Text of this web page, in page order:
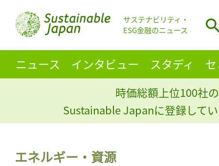
サステナビリティ・
ESG金融のニュース
ニュース インタビュー スタディ
時価総額上位100社
Sustainable Japanに登録して
エネルギー・資源